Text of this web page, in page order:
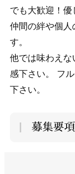
でも大歓迎！優
仲間の絆や個
す。
他では味わえ
感下さい。 フ
下さい。
募集要項